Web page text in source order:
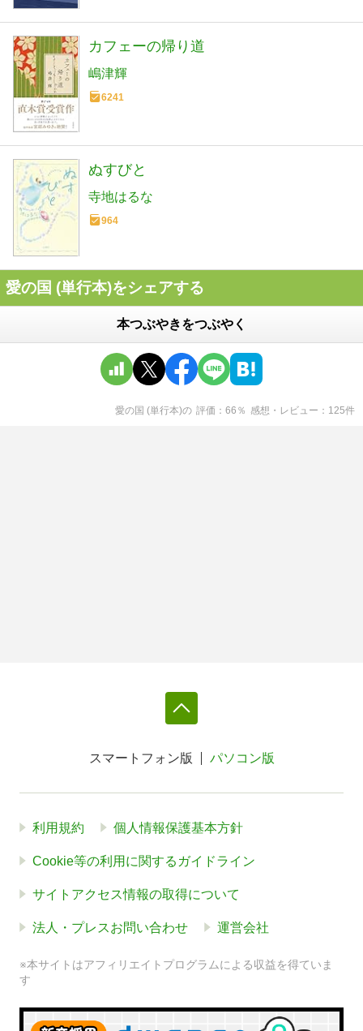
カフェーの帰り道
嶋津輝
6241
ぬすびと
寺地はるな
964
愛の国 (単行本)をシェアする
本つぶやきをつぶやく
愛の国 (単行本)の 評価 66 ％ 感想・レビュー 125件
スマートフォン版 パソコン版
利用規約 個人情報保護基本方針
Cookie等の利用に関するガイドライン
サイトアクセス情報の取得について
法人・プレスお問い合わせ 運営会社
※本サイトはアフィリエイトプログラムによる収益を得ていま
す